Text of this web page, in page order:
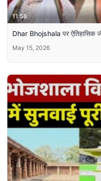
11:58
Dhar Bhojshala पर ऐतिहासिक
May 15, 2026